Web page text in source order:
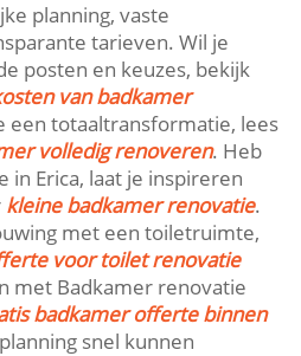
planning, vaste
tarieven. Wil je
posten en keuzes, bekijk
van badkamer
een totaaltransformatie, lees
volledig renoveren. Heb
in Erica, laat je inspireren
kleine badkamer renovatie.
met een toiletruimte,
voor toilet renovatie
met Badkamer renovatie
badkamer offerte binnen
snel kunnen